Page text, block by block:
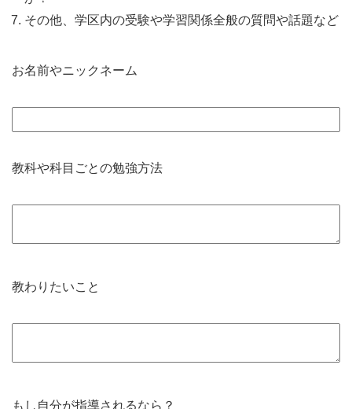
その他、学区内の受験や学習関係全般の質問や話題など
お名前やニックネーム
教科や科目ごとの勉強方法
教わりたいこと
もし自分が指導されるなら？